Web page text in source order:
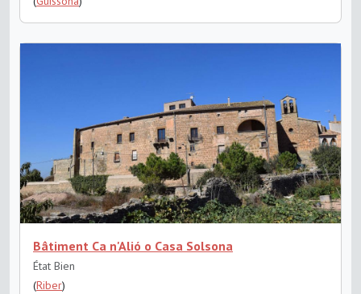
Bâtiment Ca n'Alió o Casa Solsona
État Bien
(Riber)